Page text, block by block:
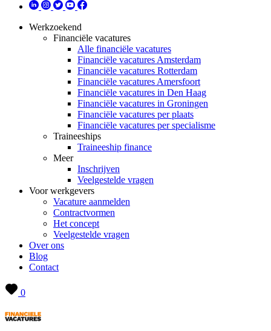
Werkzoekend
Financiële vacatures
Alle financiële vacatures
Financiële vacatures Amsterdam
Financiële vacatures Rotterdam
Financiële vacatures Amersfoort
Financiële vacatures in Den Haag
Financiële vacatures in Groningen
Financiële vacatures per plaats
Financiële vacatures per specialisme
Traineeships
Traineeship finance
Meer
Inschrijven
Veelgestelde vragen
Voor werkgevers
Vacature aanmelden
Contractvormen
Het concept
Veelgestelde vragen
Over ons
Blog
Contact
0